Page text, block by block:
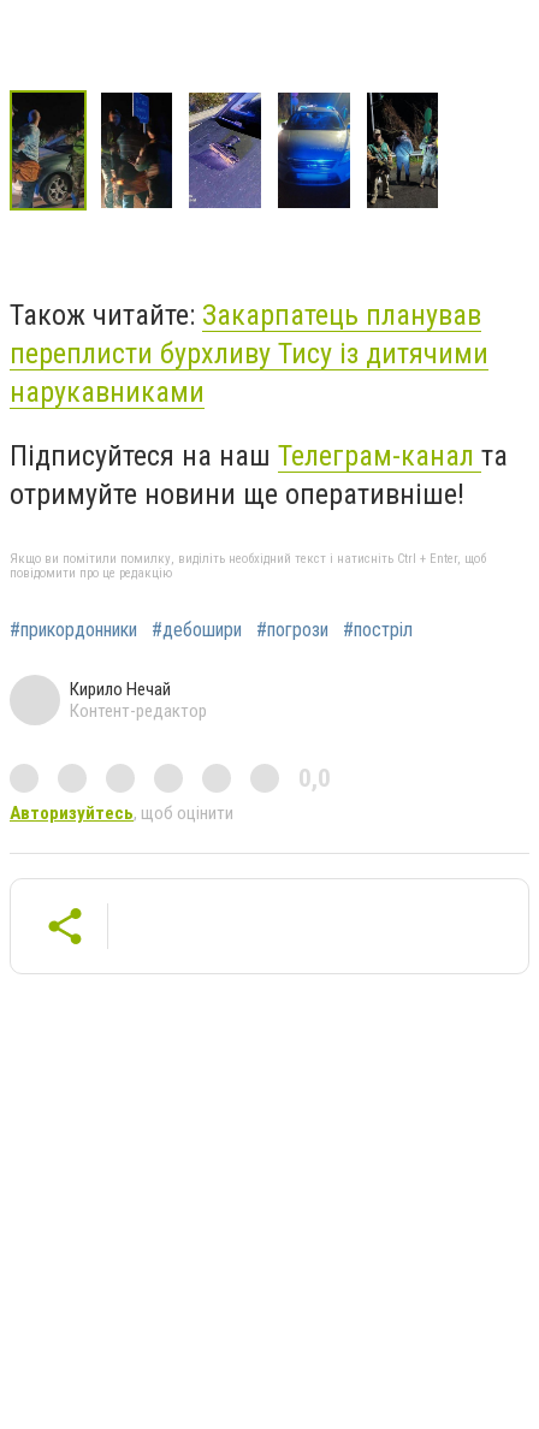
Також читайте: Закарпатець планував
переплисти бурхливу Тису із дитячими
нарукавниками
Підписуйтеся на наш Телеграм-канал та
отримуйте новини ще оперативніше!
Якщо ви помітили помилку, виділіть необхідний текст і натисніть Ctrl + Enter, щоб
повідомити про це редакцію
#прикордонники #дебошири #погрози #постріл
Кирило Нечай
Контент-редактор
0,0
Авторизуйтесь, щоб оцінити